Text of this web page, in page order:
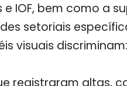
IOF, bem como a
setoriais
visuais discriminam: